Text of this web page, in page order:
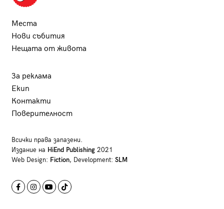
Места
Нови събития
Нещата от живота
За реклама
Екип
Контакти
Поверителност
Всички права запазени.
Издание на HiEnd Publishing2021
Web Design: Fiction, Development: SLM